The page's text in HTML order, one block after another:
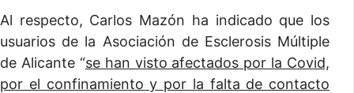
Al respecto, Carlos Mazón ha indicado que los
usuarios de la Asociación de Esclerosis Múltiple
de Alicante “se han visto afectados por la Covid,
por el confinamiento y por la falta de contacto